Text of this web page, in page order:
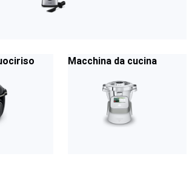
Macchina da cucina